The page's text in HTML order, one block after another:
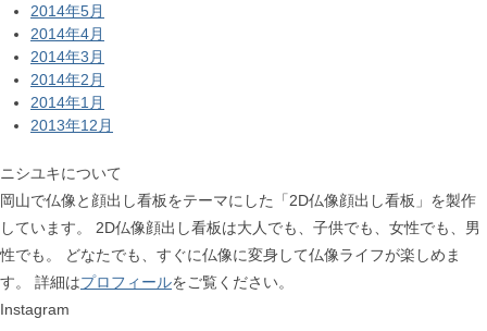
2014年5月
2014年4月
2014年3月
2014年2月
2014年1月
2013年12月
ニシユキについて
岡山で仏像と顔出し看板をテーマにした「2D仏像顔出し看板」を製作
しています。 2D仏像顔出し看板は大人でも、子供でも、女性でも、男
性でも。 どなたでも、すぐに仏像に変身して仏像ライフが楽しめま
す。 詳細はプロフィールをご覧ください。
Instagram